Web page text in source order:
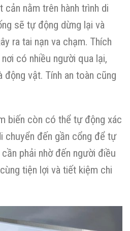
nằm trên hành trình di
sẽ tự động dừng lại và
ra tai nạn va chạm. Thích
có nhiều người qua lại,
động vật. Tính an toàn cũng
biến còn có thể tự động xác
chuyển đến gần cổng để tự
phải nhờ đến người điều
tiện lợi và tiết kiệm chi